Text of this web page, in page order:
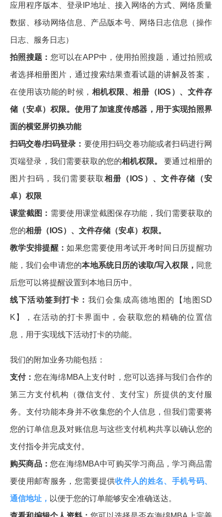
应用程序版本、登录IP地址、接入网络的方式、网络质量
数据、移动网络信息、产品版本号、网络日志信息（操作
日志、服务日志）
拍照搜题： 您可以在APP中，使用拍照搜题，通过拍照或
者选择相册图片，通过搜索结果查看试题的讲解及答案，
在使用该功能的时候， 相机权限、相册（IOS）、文件存
储（安卓）权限。使用了加速度传感器，用于实现拍照界
面的横竖屏切换功能
扫码交卷/扫码登录： 要使用扫码交卷功能或者扫码进行网
页端登录，我们需要获取的您的相机权限。 要通过相册的
图片扫码，我们需要获取 相册（IOS）、文件存储（安
卓）权限
课堂截图： 需要使用课堂截图保存功能，我们需要获取的
您的相册（IOS）、文件存储（安卓）权限。
教学安排提醒：如果您需要使用考试开考时间日历提醒功
能，我们会申请您的本地系统日历的读取/写入权限， 同意
后您可以将提醒设置到本地日历中。
线下活动签到打卡： 我们会集成高德地图的【地图SD
K】，在活动的打卡界面中，会获取您的精确的位置信
息，用于实现线下活动打卡的功能。
我们的附加业务功能包括：
支付： 您在海绵MBA上支付时，您可以选择与我们合作的
第三方支付机构（微信支付、支付宝）所提供的支付服
务。支付功能本身并不收集您的个人信息，但我们需要将
您的订单信息及对账信息与这些支付机构共享以确认您的
支付指令并完成支付。
购买商品：您在海绵MBA中可购买学习商品，学习商品需
要使用邮寄服务，您需要提供收件人的姓名、手机号码、
通信地址， 以便于您的订单能够安全准确送达。